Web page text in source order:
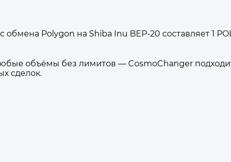
обмена Polygon на Shiba Inu BEP-20 составляет 1
объёмы без лимитов — CosmoChanger
сделок.